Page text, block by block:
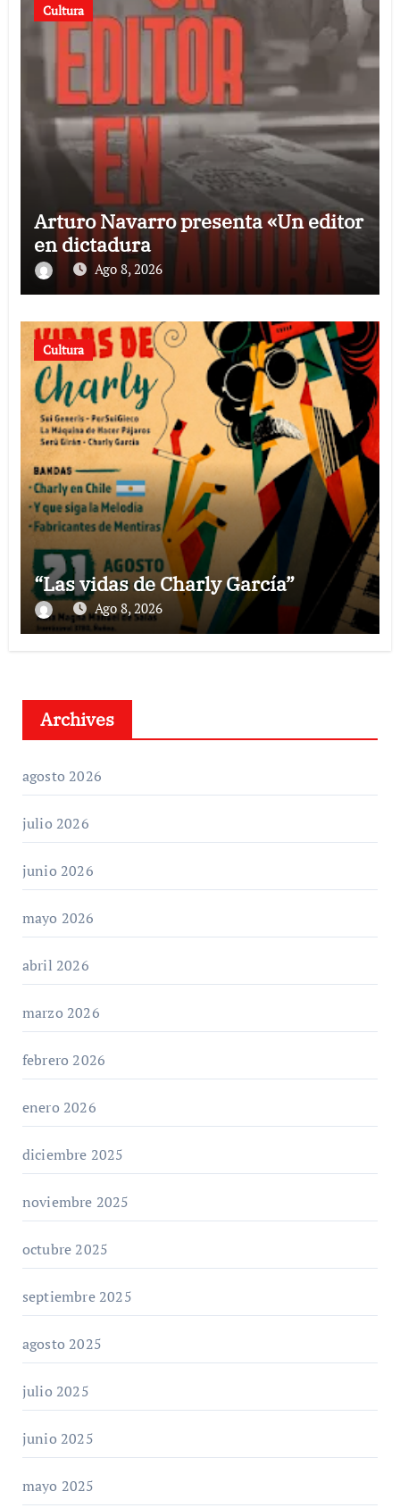
Cultura
Arturo Navarro presenta «Un editor
en dictadura
Ago 8, 2026
Cultura
“Las vidas de Charly García”
Ago 8, 2026
Archives
agosto 2026
julio 2026
junio 2026
mayo 2026
abril 2026
marzo 2026
febrero 2026
enero 2026
diciembre 2025
noviembre 2025
octubre 2025
septiembre 2025
agosto 2025
julio 2025
junio 2025
mayo 2025